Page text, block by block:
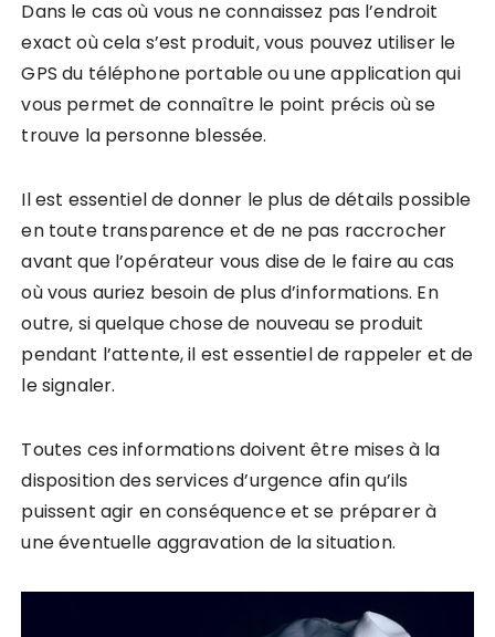
Dans le cas où vous ne connaissez pas l’endroit
exact où cela s’est produit, vous pouvez utiliser le
GPS du téléphone portable ou une application qui
vous permet de connaître le point précis où se
trouve la personne blessée.
Il est essentiel de donner le plus de détails possible
en toute transparence et de ne pas raccrocher
avant que l’opérateur vous dise de le faire au cas
où vous auriez besoin de plus d’informations. En
outre, si quelque chose de nouveau se produit
pendant l’attente, il est essentiel de rappeler et de
le signaler.
Toutes ces informations doivent être mises à la
disposition des services d’urgence afin qu’ils
puissent agir en conséquence et se préparer à
une éventuelle aggravation de la situation.